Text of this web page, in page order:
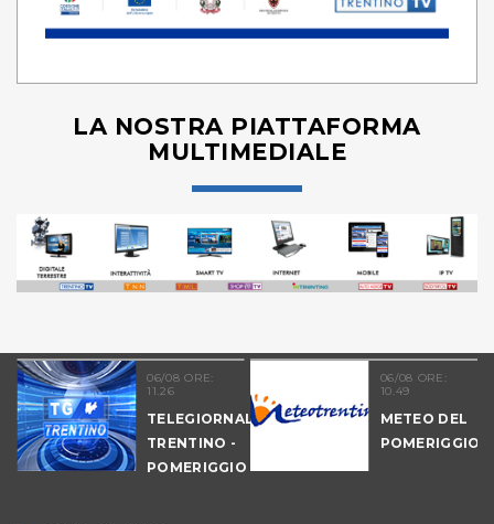
LA NOSTRA PIATTAFORMA
MULTIMEDIALE
06/08 ORE:
11.26
TELEGIORNALE
TRENTINO -
POMERIGGIO
06/08 ORE:
10.49
METEO DEL
POMERIGGIO